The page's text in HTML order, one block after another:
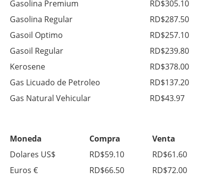
Gasolina Premium
RD$305.10
Gasolina Regular
RD$287.50
Gasoil Optimo
RD$257.10
Gasoil Regular
RD$239.80
Kerosene
RD$378.00
Gas Licuado de Petroleo
RD$137.20
Gas Natural Vehicular
RD$43.97
Moneda Compra
Venta
Dolares US$
RD$59.10
RD$61.60
Euros €
RD$66.50 RD$72.00